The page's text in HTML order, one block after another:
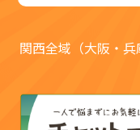
関西全域（大阪・